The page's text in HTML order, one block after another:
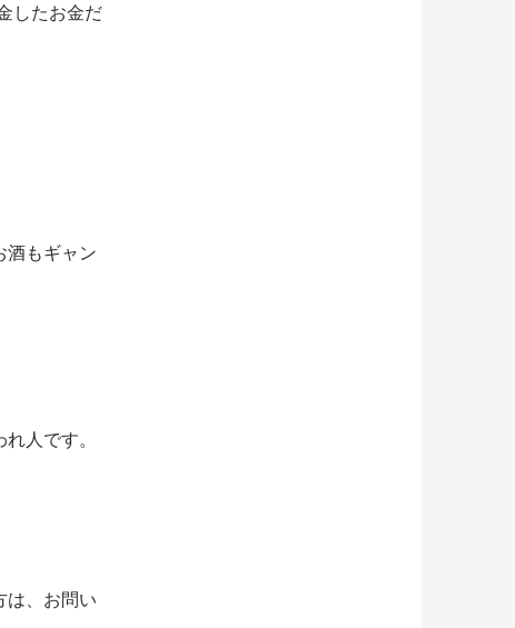
したお金だ
酒もギャン
人です。
は、お問い